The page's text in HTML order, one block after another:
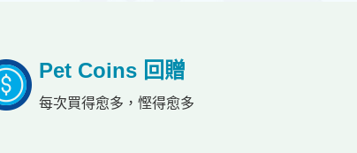
Pet Coins 回贈
每次買得愈多，慳得愈多